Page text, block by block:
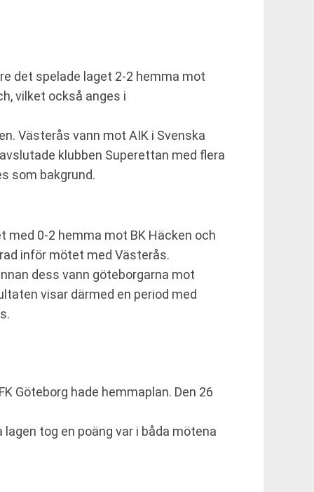
det spelade laget 2-2 hemma mot
vilket också anges i
Västerås vann mot AIK i Svenska
klubben Superettan med flera
som bakgrund.
med 0-2 hemma mot BK Häcken och
inför mötet med Västerås.
dess vann göteborgarna mot
visar därmed en period med
Göteborg hade hemmaplan. Den 26
tog en poäng var i båda mötena